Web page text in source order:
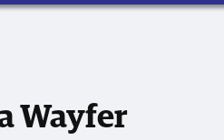
Wayfer